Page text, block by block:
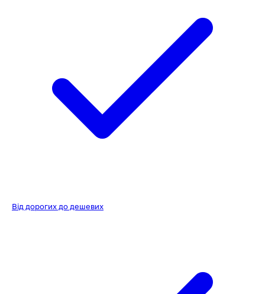
Від дорогих до дешевих